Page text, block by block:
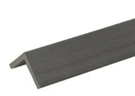
сравнить